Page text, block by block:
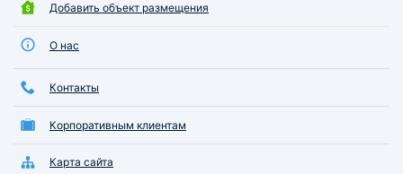
Добавить объект размещения
О нас
Контакты
Корпоративным клиентам
Карта сайта